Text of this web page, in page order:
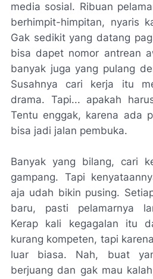
media sosial. Ribuan
berhimpit-himpitan, nyaris
Gak sedikit yang datang
bisa dapet nomor antrean
banyak juga yang pulang
Susahnya cari kerja itu
drama. Tapi... apakah
Tentu enggak, karena ada
bisa jadi jalan pembuka.
Banyak yang bilang, cari
gampang. Tapi
aja udah bikin pusing.
baru, pasti pelamarnya
Kerap kali kegagalan itu
kurang kompeten, tapi
luar biasa. Nah, buat
berjuang dan gak mau